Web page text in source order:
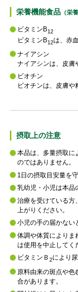
栄養機能食品 （栄
ビタミンB12
ビタミンB12は、赤
ナイアシン
ナイアシンは、皮膚
ビオチン
ビオチンは、皮膚や
摂取上の注意
本品は、多量摂取に
のではありません。
1日の摂取目安量を
乳幼児・小児は本品
治療を受けている方
上がりください。
小児の手の届かない
体調や体質によりま
は使用を中止してく
ビタミンＢ 2により
原料由来の斑点や
合があります。